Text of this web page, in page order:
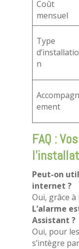
Coût
mensuel
Type
d’installatio
n
Accompagn
ement
FAQ :
Peut-on
internet ?
Oui, grâce à
L’alarme
Assistant ?
Oui, pour
s’intègre